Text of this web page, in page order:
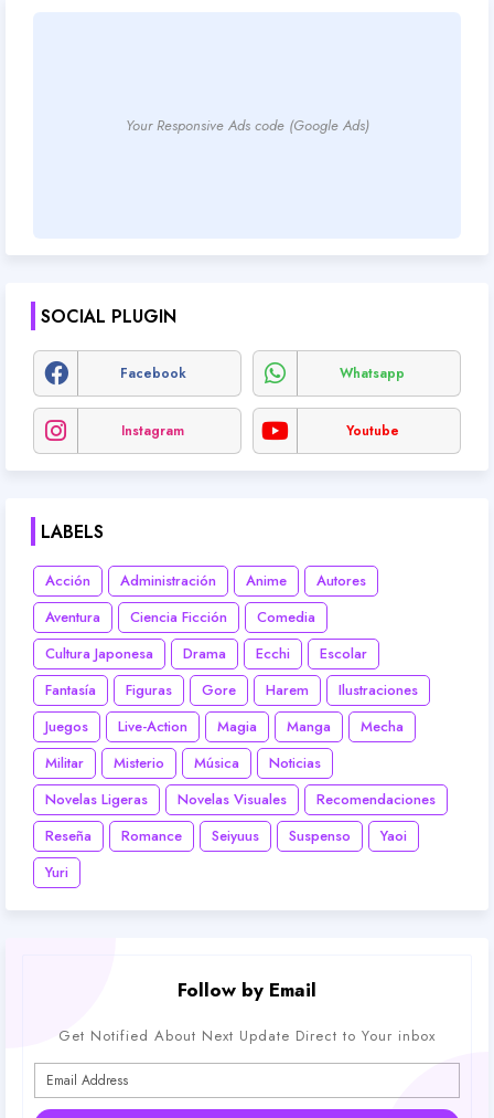
Your Responsive Ads code (Google Ads)
SOCIAL PLUGIN
Facebook Whatsapp
Instagram Youtube
LABELS
Acción Administración Anime
Autores
Aventura
Ciencia Ficción
Comedia
Cultura Japonesa
Drama Ecchi
Escolar
Fantasía
Figuras Gore Harem
Ilustraciones
Juegos
Live-Action Magia Manga
Mecha
Militar
Misterio Música
Noticias
Novelas Ligeras
Novelas Visuales
Recomendaciones
Reseña
Romance Seiyuus Suspenso
Yaoi
Yuri
Follow by Email
Get Notified About Next Update Direct to Your inbox